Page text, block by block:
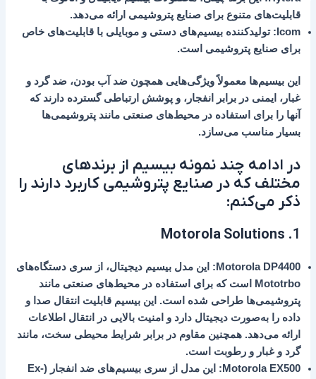
قابلیت‌های متنوع برای صنایع پتروشیمی ارائه می‌دهد.
Icom : تولیدکننده بیسیم‌های دستی و موبایلی با قابلیت‌های خاص
برای صنایع پتروشیمی است.
این بیسیم‌ها معمولاً ویژگی‌هایی همچونضد آب بودن، ضد گرد و
غبار، ایمنی در برابر انفجار، و پوشش ارتباطی گسترده دارند که
آنها را برای استفاده در محیط‌های صنعتی مانند پتروشیمی‌ها
بسیار مناسب می‌سازد.
در ادامه چند نمونه بیسیم از برندهای
مختلف که در صنایع پتروشیمی کاربرد دارند را
ذکر می‌کنم:
1.
Motorola Solutions
Motorola DP4400 : این مدل بیسیم دیجیتال، از سری دستگاه‌های
Mototrbo
است که برای استفاده در محیط‌های صنعتی مانند
پتروشیمی‌ها طراحی شده است. این بیسیم قابلیت انتقال صدا و
داده را به‌صورت دیجیتال دارد و امنیت بالایی در انتقال اطلاعات
ارائه می‌دهد. همچنین مقاوم در برابر شرایط محیطی سخت، مانند
گرد و غبار و رطوبت است.
Motorola EX500
: این مدل از سری بیسیم‌های ضد انفجار (Ex-